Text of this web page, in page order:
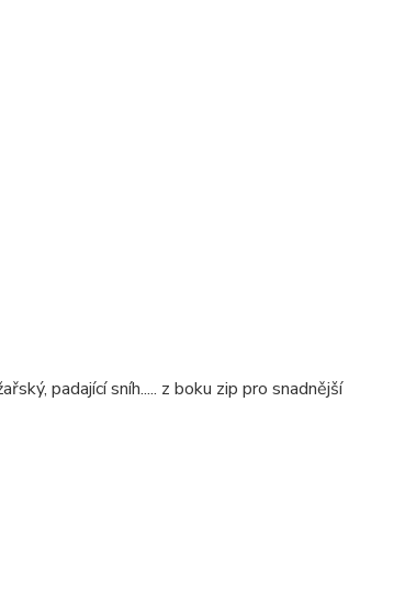
padající sníh..... z boku zip pro snadnější